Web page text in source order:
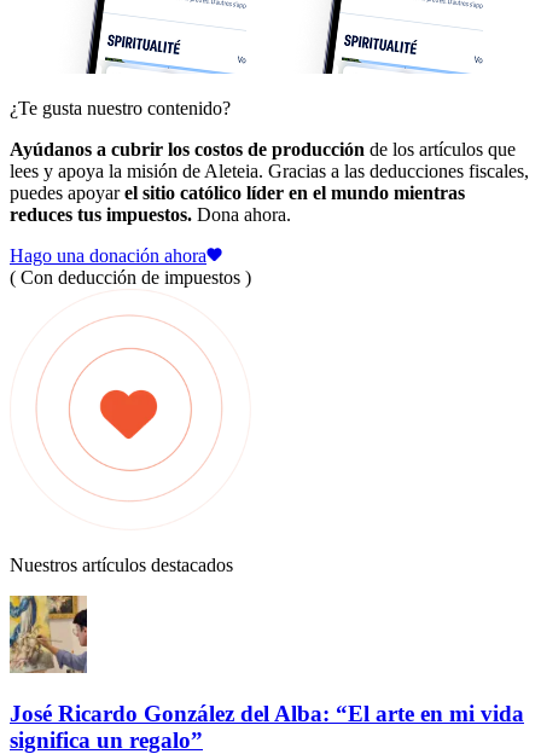
¿Te gusta nuestro contenido?
Ayúdanos a cubrir los costos de producción de los artículos que
lees y apoya la misión de Aleteia. Gracias a las deducciones fiscales,
puedes apoyarel sitio católico líder en el mundo mientras
reduces tus impuestos. Dona ahora.
Hago una donación ahora
( Con deducción de impuestos )
Nuestros artículos destacados
José Ricardo González del Alba: “El arte en mi vida
significa un regalo”